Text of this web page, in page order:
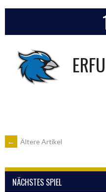
← Ältere Artikel
NÄCHSTES SPIEL